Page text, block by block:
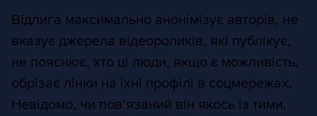
Відлига максимально анонімізує авторів, не
вказує джерела відеороликів, які публікує,
не пояснює, хто ці люди, якщо є можливість,
обрізає лінки на їхні профілі в соцмережах.
Невідомо, чи пов’язаний він якось із тими,